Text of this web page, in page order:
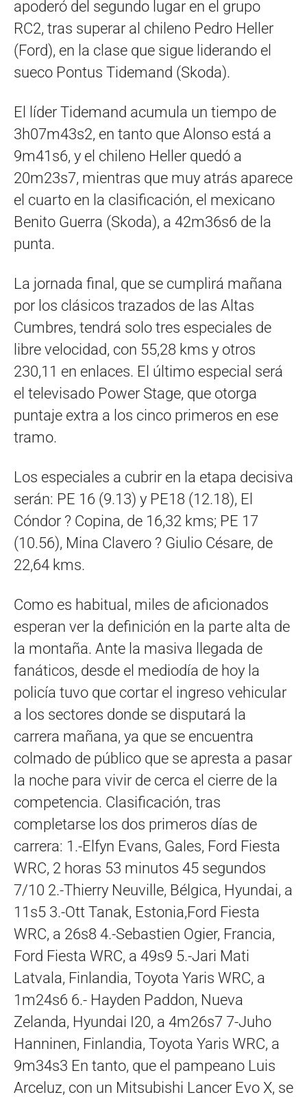
apoderó del segundo lugar en el grupo
RC2, tras superar al chileno Pedro Heller
(Ford), en la clase que sigue liderando el
sueco Pontus Tidemand (Skoda).
El líder Tidemand acumula un tiempo de
3h07m43s2, en tanto que Alonso está a
9m41s6, y el chileno Heller quedó a
20m23s7, mientras que muy atrás aparece
el cuarto en la clasificación, el mexicano
Benito Guerra (Skoda), a 42m36s6 de la
punta.
La jornada final, que se cumplirá mañana
por los clásicos trazados de las Altas
Cumbres, tendrá solo tres especiales de
libre velocidad, con 55,28 kms y otros
230,11 en enlaces. El último especial será
el televisado Power Stage, que otorga
puntaje extra a los cinco primeros en ese
tramo.
Los especiales a cubrir en la etapa decisiva
serán: PE 16 (9.13) y PE18 (12.18), El
Cóndor ? Copina, de 16,32 kms; PE 17
(10.56), Mina Clavero ? Giulio Césare, de
22,64 kms.
Como es habitual, miles de aficionados
esperan ver la definición en la parte alta de
la montaña. Ante la masiva llegada de
fanáticos, desde el mediodía de hoy la
policía tuvo que cortar el ingreso vehicular
a los sectores donde se disputará la
carrera mañana, ya que se encuentra
colmado de público que se apresta a pasar
la noche para vivir de cerca el cierre de la
competencia. Clasificación, tras
completarse los dos primeros días de
carrera: 1.-Elfyn Evans, Gales, Ford Fiesta
WRC, 2 horas 53 minutos 45 segundos
7/10 2.-Thierry Neuville, Bélgica, Hyundai, a
11s5 3.-Ott Tanak, Estonia,Ford Fiesta
WRC, a 26s8 4.-Sebastien Ogier, Francia,
Ford Fiesta WRC, a 49s9 5.-Jari Mati
Latvala, Finlandia, Toyota Yaris WRC, a
1m24s6 6.- Hayden Paddon, Nueva
Zelanda, Hyundai I20, a 4m26s7 7-Juho
Hanninen, Finlandia, Toyota Yaris WRC, a
9m34s3 En tanto, que el pampeano Luis
Arceluz, con un Mitsubishi Lancer Evo X, se